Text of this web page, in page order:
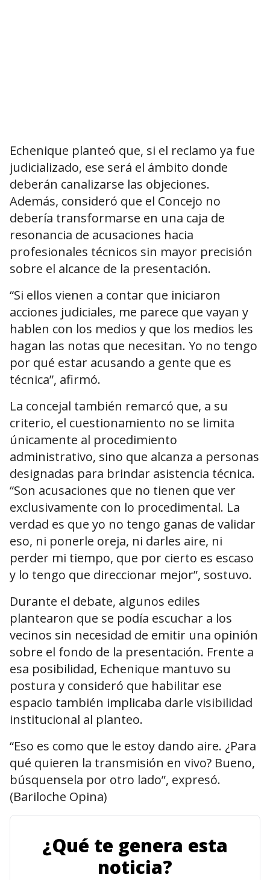
Echenique planteó que, si el reclamo ya fue
judicializado, ese será el ámbito donde
deberán canalizarse las objeciones.
Además, consideró que el Concejo no
debería transformarse en una caja de
resonancia de acusaciones hacia
profesionales técnicos sin mayor precisión
sobre el alcance de la presentación.
“Si ellos vienen a contar que iniciaron
acciones judiciales, me parece que vayan y
hablen con los medios y que los medios les
hagan las notas que necesitan. Yo no tengo
por qué estar acusando a gente que es
técnica”, afirmó.
La concejal también remarcó que, a su
criterio, el cuestionamiento no se limita
únicamente al procedimiento
administrativo, sino que alcanza a personas
designadas para brindar asistencia técnica.
“Son acusaciones que no tienen que ver
exclusivamente con lo procedimental. La
verdad es que yo no tengo ganas de validar
eso, ni ponerle oreja, ni darles aire, ni
perder mi tiempo, que por cierto es escaso
y lo tengo que direccionar mejor”, sostuvo.
Durante el debate, algunos ediles
plantearon que se podía escuchar a los
vecinos sin necesidad de emitir una opinión
sobre el fondo de la presentación. Frente a
esa posibilidad, Echenique mantuvo su
postura y consideró que habilitar ese
espacio también implicaba darle visibilidad
institucional al planteo.
“Eso es como que le estoy dando aire. ¿Para
qué quieren la transmisión en vivo? Bueno,
búsquensela por otro lado”, expresó.
(Bariloche Opina)
¿Qué te genera esta
noticia?